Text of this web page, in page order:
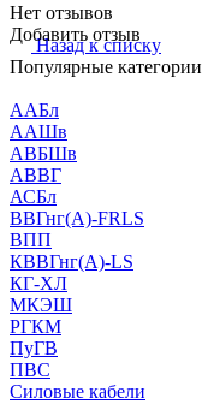
Нет отзывов
Добавить отзыв
Назад к списку
Популярные категории
ААБл
ААШв
АВБШв
АВВГ
АСБл
ВВГнг(А)-FRLS
ВПП
КВВГнг(А)-LS
КГ-ХЛ
МКЭШ
РГКМ
ПуГВ
ПВС
Силовые кабели